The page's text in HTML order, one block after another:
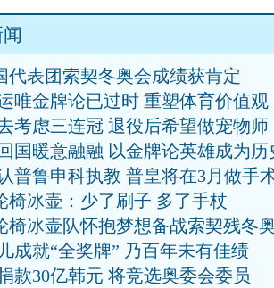
代表团索契冬奥会成绩获肯定
唯金牌论已过时 重塑体育价值观
考虑三连冠 退役后希望做宠物师
国暖意融融 以金牌论英雄成为历
普鲁申科执教 普皇将在3月做手
椅冰壶：少了刷子 多了手杖
椅冰壶队怀抱梦想备战索契残冬
成就“全奖牌” 乃百年未有佳绩
款30亿韩元 将竞选奥委会委员